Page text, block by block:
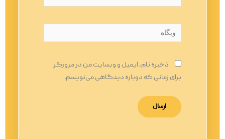
وبگاه
ذخیره نام، ایمیل و وبسایت من در مرورگر
برای زمانی که دوباره دیدگاهی می‌نویسم.